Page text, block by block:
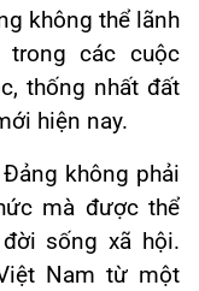
không thể lãnh
các cuộc
thống nhất đất
hiện nay.
không phải
mà được thể
sống xã hội.
Nam từ một